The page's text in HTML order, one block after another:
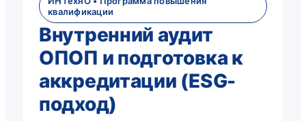
квалификации
Внутренний аудит
ОПОП и подготовка к
аккредитации (ESG-
подход)